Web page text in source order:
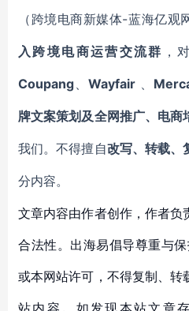
（跨境电商新媒体-蓝海亿观
入 跨境电商运营交流群 ，
Coupang 、Wayfair
牌文案策划及全网推广、电商
我们。不得擅自改写、转载、
分内容。
文章内容由作者创作，作者负
合法性。出海易倡导尊重与
或本网站许可，不得复制、转
站内容。如发现本站文章